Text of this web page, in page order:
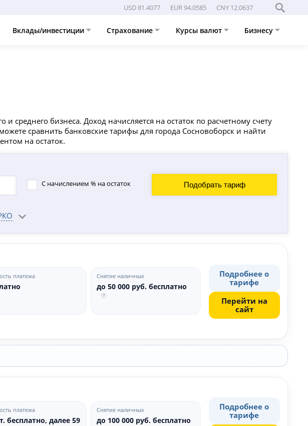
USD 81.4077 EUR 94.0585 CNY 12.0637
Вклады/инвестиции Страхование Курсы валют Бизнесу
бизнеса. Доход начисляется на остаток по расчетному счету
сравнить банковские тарифы для города Сосновоборск и найти
на остаток.
С начислением % на остаток
Подобрать тариф
платежа Снятие наличных
до 50 000 руб. бесплатно
Подробнее о
тарифе
Перейти на
сайт
платежа
бесплатно, далее 59
Снятие наличных
до 100 000 руб. бесплатно
Подробнее о
тарифе